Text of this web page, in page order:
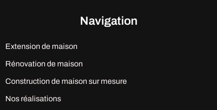
Navigation
Extension de maison
Rénovation de maison
Construction de maison sur mesure
Nos réalisations